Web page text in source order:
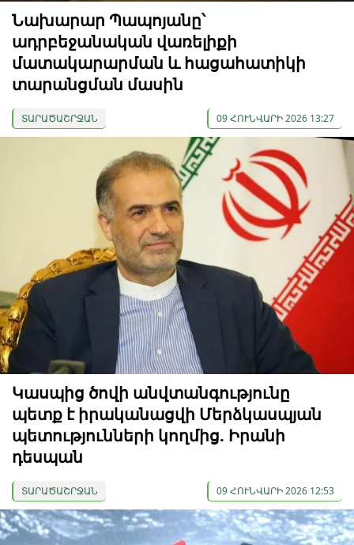
Նախարար Պապոյանը՝
ադրբեջանական վառելիքի
մատակարարման և հացահատիկի
տարանցման մասին
ՏԱՐԱԾԱՇՐՋԱՆ 09 ՀՈՒՆՎԱՐԻ 2026 13:27
Կասպից ծովի անվտանգությունը
պետք է իրականացվի Մերձկասպյան
պետությունների կողմից. Իրանի
դեսպան
ՏԱՐԱԾԱՇՐՋԱՆ 09 ՀՈՒՆՎԱՐԻ 2026 12:53